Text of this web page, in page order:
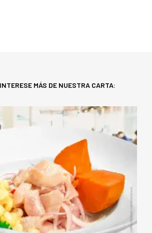
MÁS DE NUESTRA CARTA: